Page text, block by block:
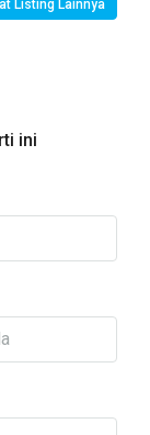
Listing Lainnya
ini